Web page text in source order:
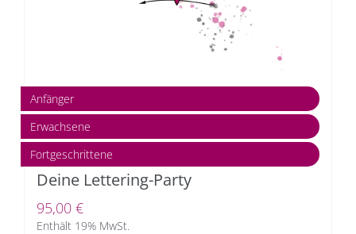
Anfänger
Erwachsene
Fortgeschrittene
Deine Lettering-Party
95,00 €
Enthält 19% MwSt.